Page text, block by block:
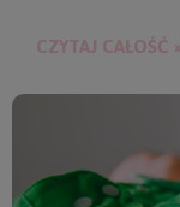
skutecznych
szybko i delikatnie
CZYTAJ CAŁOŚĆ »